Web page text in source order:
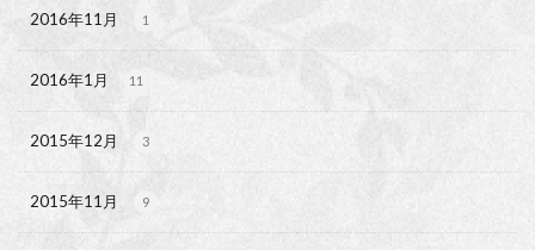
2016年11月 1
2016年1月 11
2015年12月 3
2015年11月 9